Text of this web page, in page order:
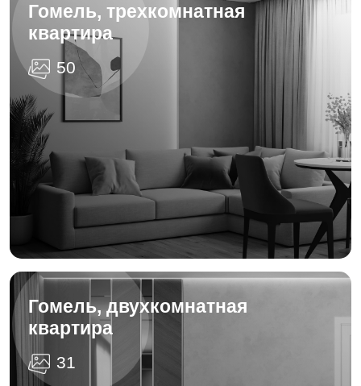
Гомель, трехкомнатная
квартира
50
Гомель, двухкомнатная
квартира
31